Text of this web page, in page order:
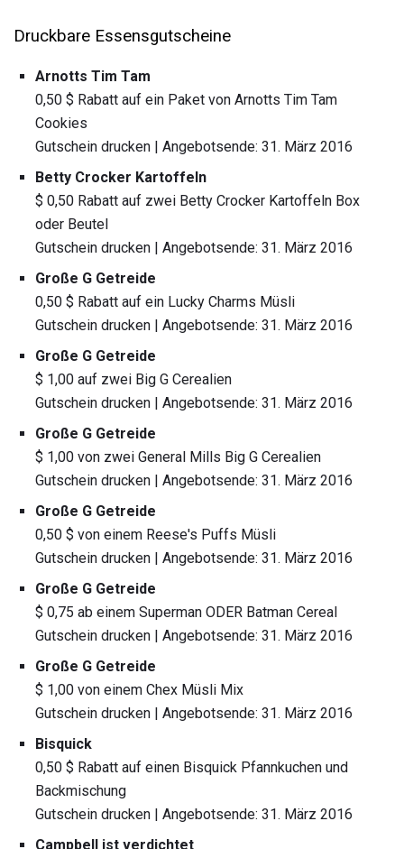
Druckbare Essensgutscheine
Arnotts Tim Tam
0,50 $ Rabatt auf ein Paket von Arnotts Tim Tam
Cookies
Gutschein drucken | Angebotsende: 31. März 2016
Betty Crocker Kartoffeln
$ 0,50 Rabatt auf zwei Betty Crocker Kartoffeln Box
oder Beutel
Gutschein drucken | Angebotsende: 31. März 2016
Große G Getreide
0,50 $ Rabatt auf ein Lucky Charms Müsli
Gutschein drucken | Angebotsende: 31. März 2016
Große G Getreide
$ 1,00 auf zwei Big G Cerealien
Gutschein drucken | Angebotsende: 31. März 2016
Große G Getreide
$ 1,00 von zwei General Mills Big G Cerealien
Gutschein drucken | Angebotsende: 31. März 2016
Große G Getreide
0,50 $ von einem Reese's Puffs Müsli
Gutschein drucken | Angebotsende: 31. März 2016
Große G Getreide
$ 0,75 ab einem Superman ODER Batman Cereal
Gutschein drucken | Angebotsende: 31. März 2016
Große G Getreide
$ 1,00 von einem Chex Müsli Mix
Gutschein drucken | Angebotsende: 31. März 2016
Bisquick
0,50 $ Rabatt auf einen Bisquick Pfannkuchen und
Backmischung
Gutschein drucken | Angebotsende: 31. März 2016
Campbell ist verdichtet